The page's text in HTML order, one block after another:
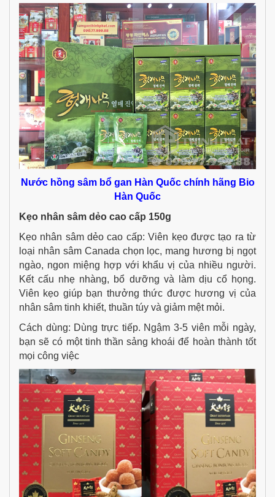
Nước hồng sâm bổ gan Hàn Quốc chính hãng Bio
Hàn Quốc
Kẹo nhân sâm dẻo cao cấp 150g
Kẹo nhân sâm dẻo cao cấp: Viên kẹo được tạo ra từ
loại nhân sâm Canada chọn lọc, mang hương bị ngọt
ngào, ngon miệng hợp với khẩu vị của nhiều người.
Kết cấu nhẹ nhàng, bổ dưỡng và làm dịu cổ họng.
Viên kẹo giúp bạn thưởng thức được hương vị của
nhân sâm tinh khiết, thuần túy và giảm mệt mỏi.
Cách dùng: Dùng trực tiếp. Ngậm 3-5 viên mỗi ngày,
bạn sẽ có một tinh thần sảng khoái để hoàn thành tốt
mọi công việc